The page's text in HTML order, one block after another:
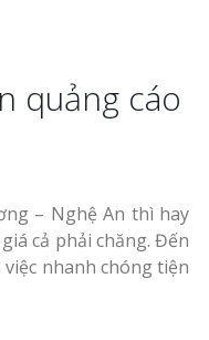
quảng cáo
– Nghệ An thì hay
cả phải chăng. Đến
nhanh chóng tiện